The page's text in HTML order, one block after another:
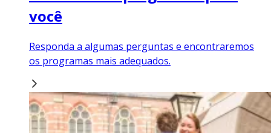
você
Responda a algumas perguntas e encontraremos
os programas mais adequados.